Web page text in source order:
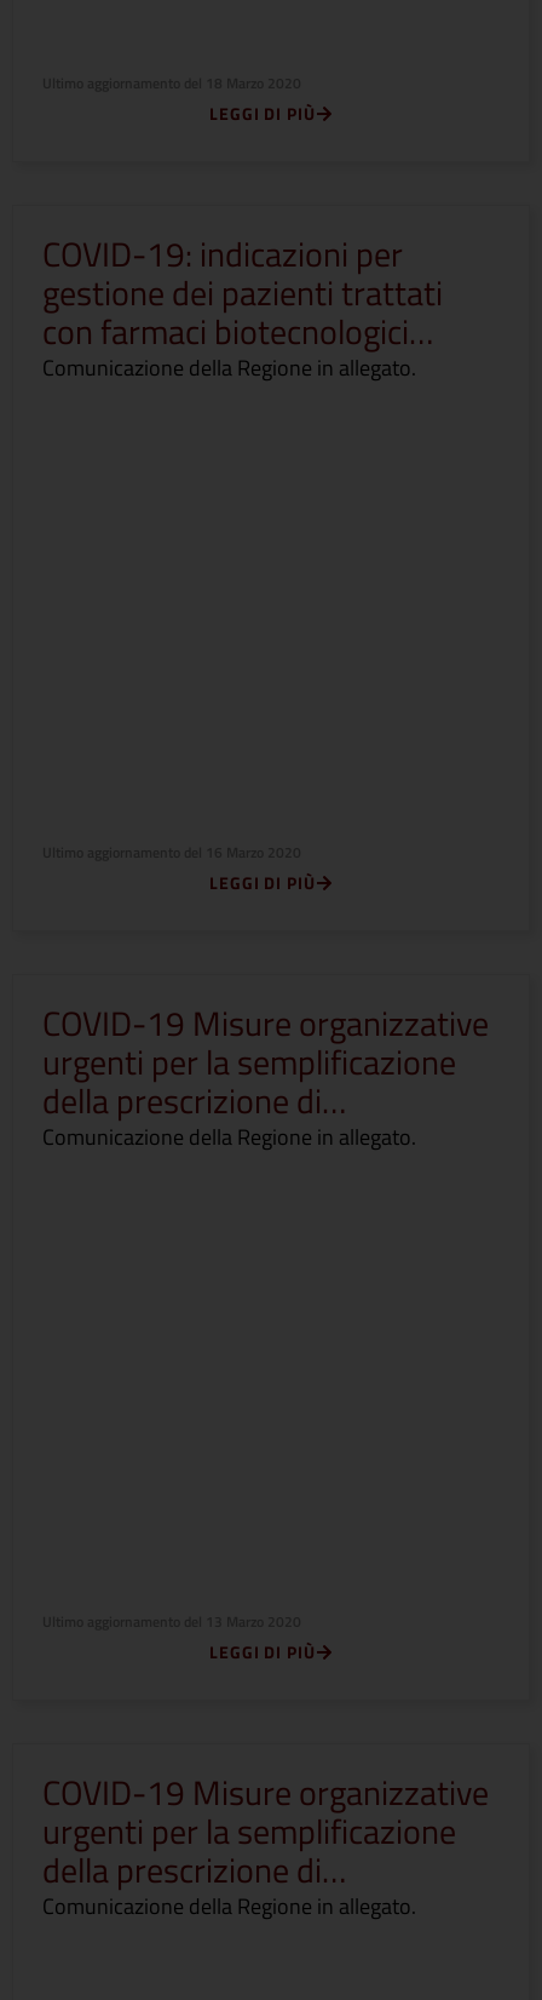
LEGGI DI PIÙ
COVID-19: indicazioni per
gestione dei pazienti trattati
con farmaci biotecnologici…
Comunicazione della Regione in allegato.
LEGGI DI PIÙ
COVID-19 Misure organizzative
urgenti per la semplificazione
della prescrizione di…
Comunicazione della Regione in allegato.
LEGGI DI PIÙ
COVID-19 Misure organizzative
urgenti per la semplificazione
della prescrizione di…
Comunicazione della Regione in allegato.